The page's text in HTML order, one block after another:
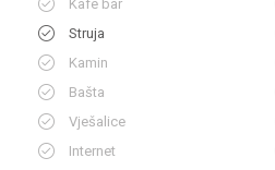
Kafe bar
Struja
Kamin
Bašta
Vješalice
Internet